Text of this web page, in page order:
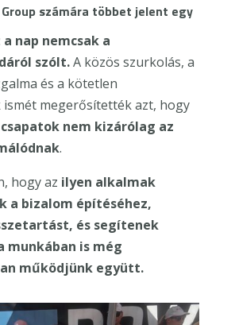
számára többet jelent egy
a nap nemcsak a
szólt.A közös szurkolás, a
és a kötetlen
ismét megerősítették azt, hogy
nem kizárólag az
.
hogy az ilyen alkalmak
a bizalom építéséhez,
és segítenek
munkában is még
működjünk együtt.